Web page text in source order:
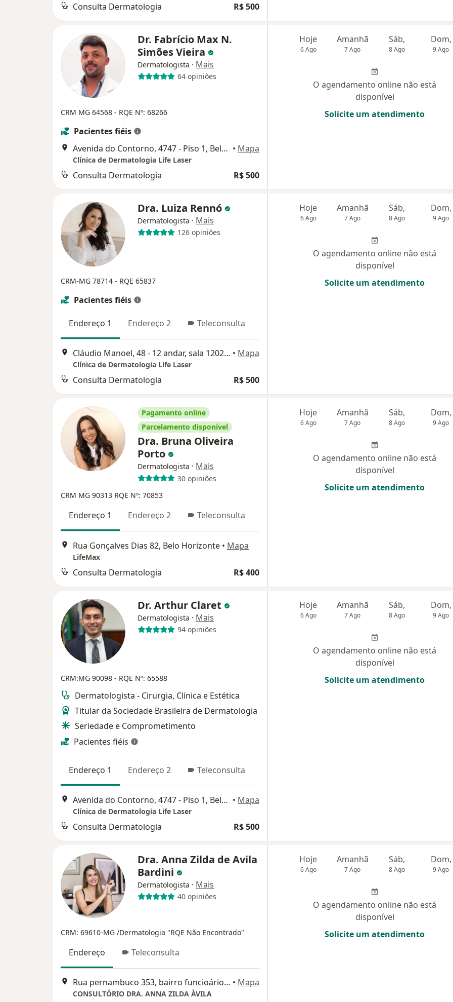
Consulta Dermatologia R$ 500
Dr. Fabrício Max N.
Simões Vieira
Dermatologista · Mais
64 opiniões
CRM MG 64568 - RQE Nº: 68266
Pacientes fiéis
Avenida do Contorno, 4747 - Piso 1, Belo Horizonte • Mapa
Clínica de Dermatologia Life Laser
Consulta Dermatologia R$ 500
Hoje
6 Ago
Amanhã
7 Ago
Sáb,
8 Ago
Dom,
9 Ago
O agendamento online não está
disponível
Solicite um atendimento
Dra. Luiza Rennó
Dermatologista · Mais
126 opiniões
CRM-MG 78714 - RQE 65837
Pacientes fiéis
Endereço 1 Endereço 2 Teleconsulta
Cláudio Manoel, 48 - 12 andar, sala 1202, Belo Horizonte • Mapa
Clínica de Dermatologia Life Laser
Consulta Dermatologia R$ 500
Hoje
6 Ago
Amanhã
7 Ago
Sáb,
8 Ago
Dom,
9 Ago
O agendamento online não está
disponível
Solicite um atendimento
Pagamento online
Parcelamento disponível
Dra. Bruna Oliveira
Porto
Dermatologista · Mais
30 opiniões
CRM MG 90313 RQE Nº: 70853
Endereço 1 Endereço 2 Teleconsulta
Rua Gonçalves Dias 82, Belo Horizonte • Mapa
LifeMax
Consulta Dermatologia R$ 400
Hoje
6 Ago
Amanhã
7 Ago
Sáb,
8 Ago
Dom,
9 Ago
O agendamento online não está
disponível
Solicite um atendimento
Dr. Arthur Claret
Dermatologista · Mais
94 opiniões
CRM:MG 90098 - RQE Nº: 65588
Dermatologista - Cirurgia, Clínica e Estética
Titular da Sociedade Brasileira de Dermatologia
Seriedade e Comprometimento
Pacientes fiéis
Endereço 1 Endereço 2 Teleconsulta
Avenida do Contorno, 4747 - Piso 1, Belo Horizonte • Mapa
Clínica de Dermatologia Life Laser
Consulta Dermatologia R$ 500
Hoje
6 Ago
Amanhã
7 Ago
Sáb,
8 Ago
Dom,
9 Ago
O agendamento online não está
disponível
Solicite um atendimento
Dra. Anna Zilda de Avila
Bardini
Dermatologista · Mais
40 opiniões
CRM: 69610-MG /Dermatologia "RQE Não Encontrado"
Endereço Teleconsulta
Rua pernambuco 353, bairro funcioários, Belo Horizonte • Mapa
CONSULTÓRIO DRA. ANNA ZILDA ÀVILA
Hoje
6 Ago
Amanhã
7 Ago
Sáb,
8 Ago
Dom,
9 Ago
O agendamento online não está
disponível
Solicite um atendimento